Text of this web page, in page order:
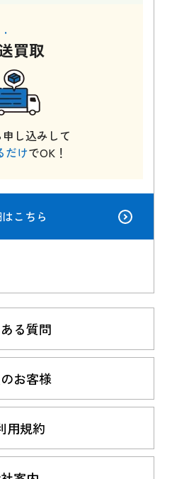
買取
し込みして
だけでOK！
こちら
る質問
お客様
用規約